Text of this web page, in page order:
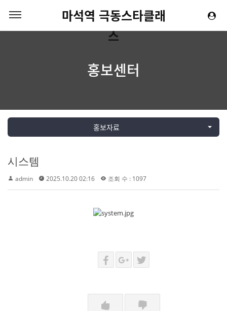
마석역 극동스타클래
스
홍보센터
홍보자료
시스템
admin 2025.10.20 02:16 조회 수 : 1097